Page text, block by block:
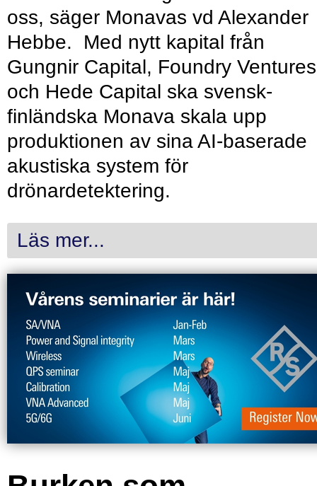
oss, säger Monavas vd Alexander
Hebbe. Med nytt kapital från
Gungnir Capital, Foundry Ventures
och Hede Capital ska svensk-
finländska Monava skala upp
produktionen av sina AI-baserade
akustiska system för
drönardetektering.
Läs mer...